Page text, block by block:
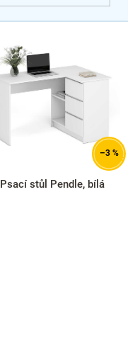
–3 %
Psací stůl Pendle, bílá